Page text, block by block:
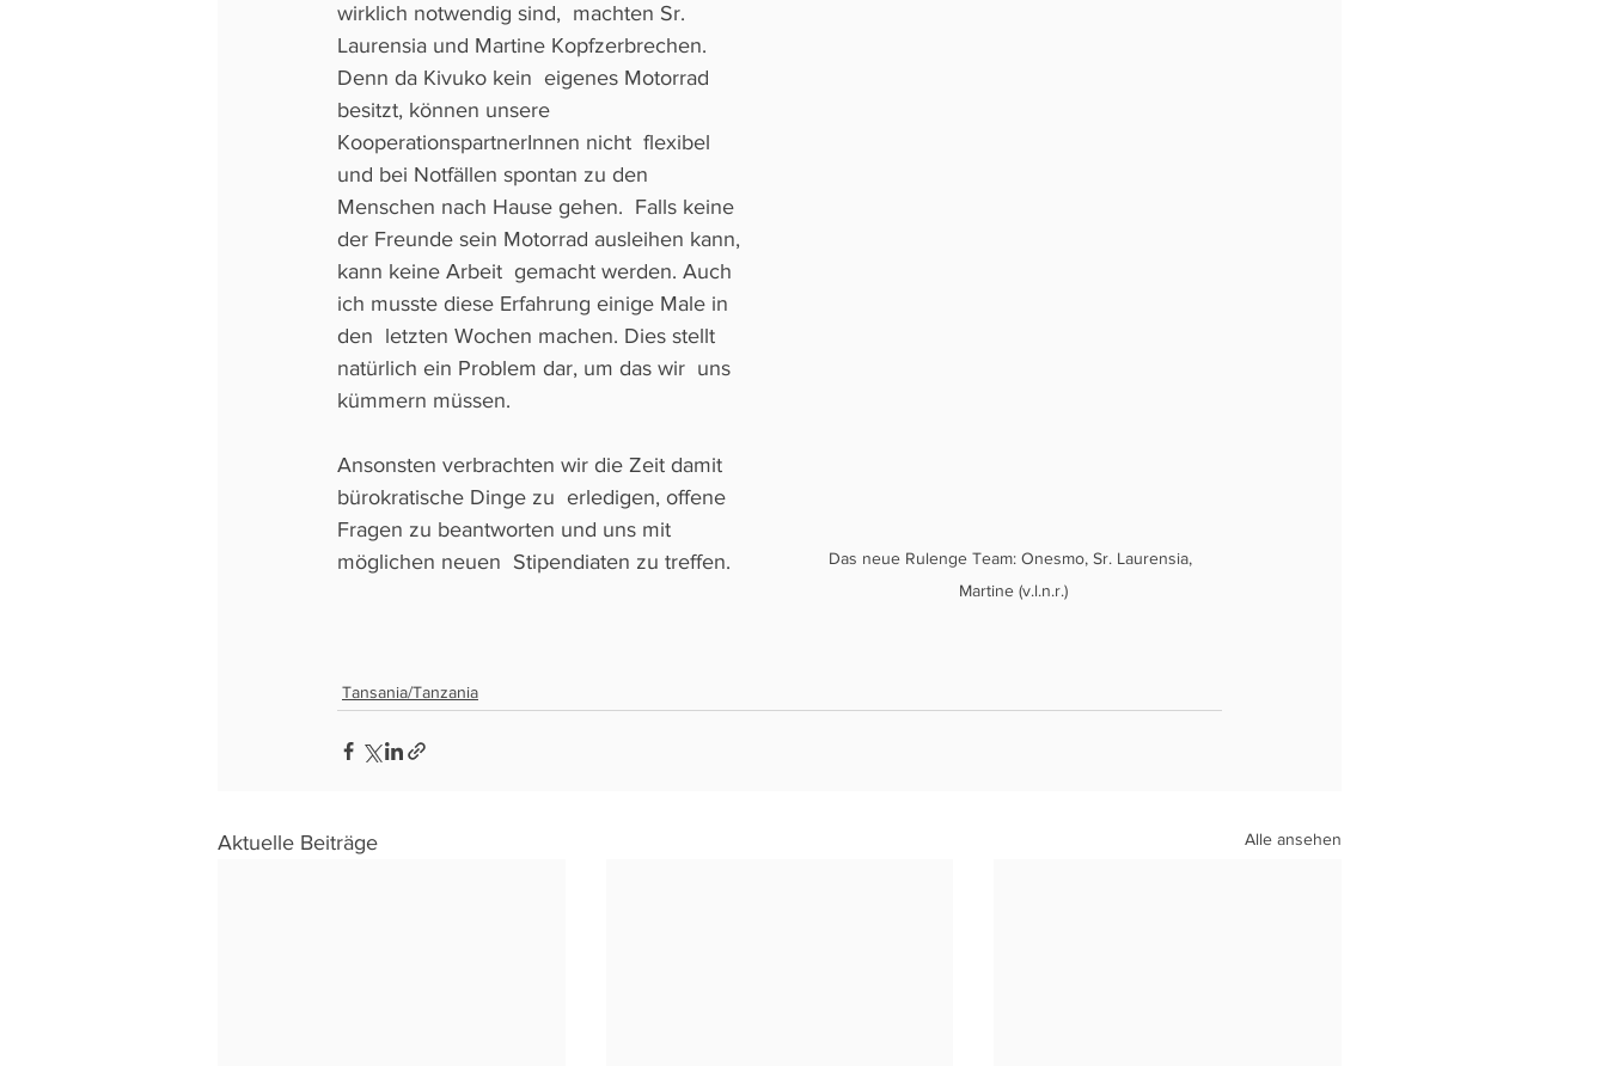
Das neue Rulenge Team: Onesmo, Sr. Laurensia,
Martine (v.l.n.r.)
wirklich notwendig sind,  machten Sr.
Laurensia und Martine Kopfzerbrechen.
Denn da Kivuko kein  eigenes Motorrad
besitzt, können unsere
KooperationspartnerInnen nicht  flexibel
und bei Notfällen spontan zu den
Menschen nach Hause gehen.  Falls keine
der Freunde sein Motorrad ausleihen kann,
kann keine Arbeit  gemacht werden. Auch
ich musste diese Erfahrung einige Male in
den  letzten Wochen machen. Dies stellt
natürlich ein Problem dar, um das wir  uns
kümmern müssen.
Ansonsten verbrachten wir die Zeit damit
bürokratische Dinge zu  erledigen, offene
Fragen zu beantworten und uns mit
möglichen neuen  Stipendiaten zu treffen.
Tansania/Tanzania
Aktuelle Beiträge Alle ansehen